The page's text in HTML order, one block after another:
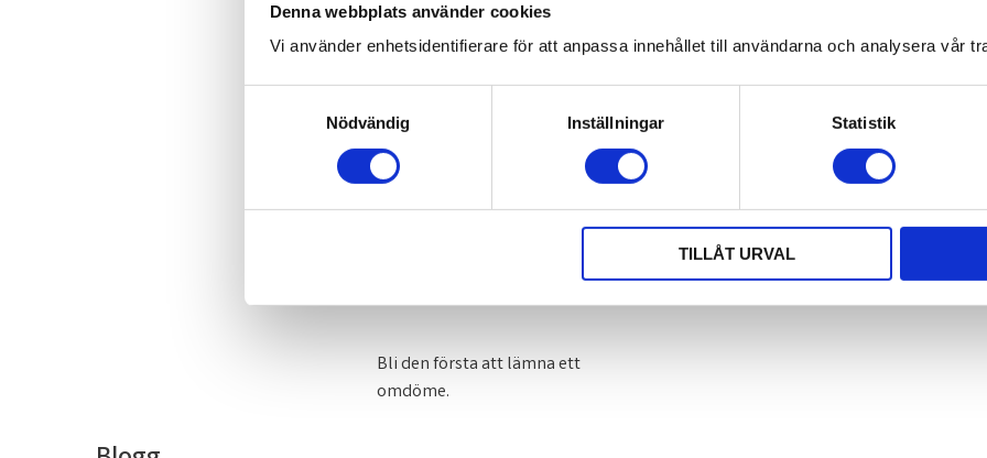
Denna webbplats använder cookies
Vi använder enhetsidentifierare för att anpassa innehållet till användarna och analysera vår
s
Nödvändig Inställningar Statistik
TILLÅT URVAL
Bli den första att lämna ett
omdöme.